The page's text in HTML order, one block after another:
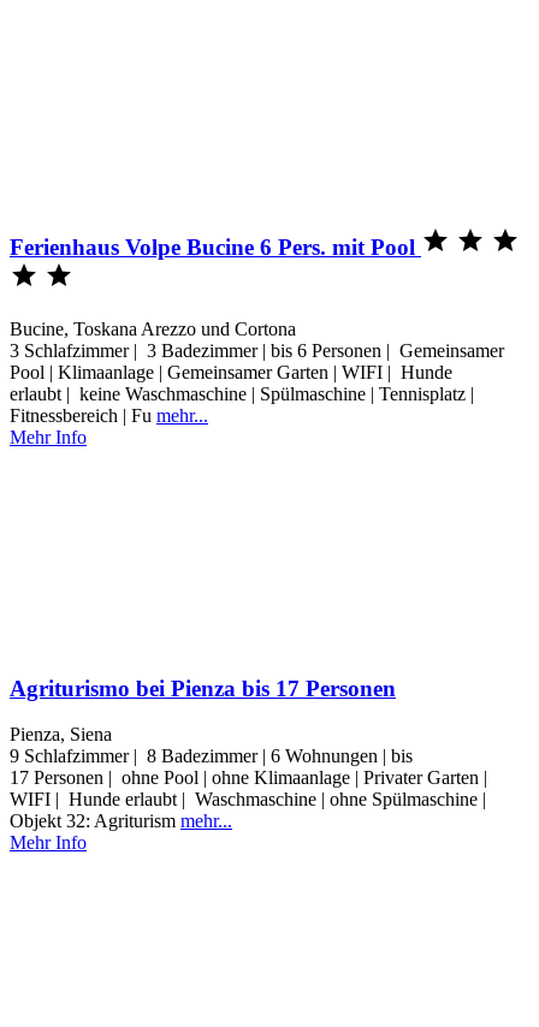
Ferienhaus Volpe Bucine 6 Pers. mit Pool   
 
Bucine, Toskana Arezzo und Cortona
3 Schlafzimmer | 3 Badezimmer | bis 6 Personen | Gemeinsamer
Pool | Klimaanlage | Gemeinsamer Garten | WIFI | Hunde
erlaubt | keine Waschmaschine | Spülmaschine | Tennisplatz |
Fitnessbereich | Fu mehr...
Mehr Info
Agriturismo bei Pienza bis 17 Personen
Pienza, Siena
9 Schlafzimmer | 8 Badezimmer | 6 Wohnungen | bis
17 Personen | ohne Pool | ohne Klimaanlage | Privater Garten |
WIFI | Hunde erlaubt | Waschmaschine | ohne Spülmaschine |
Objekt 32: Agriturism mehr...
Mehr Info